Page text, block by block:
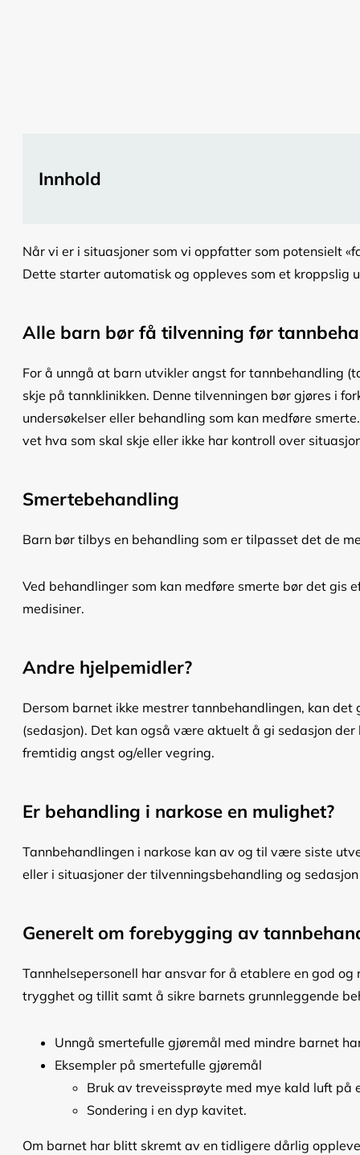
Innhold
Når vi er i situasjoner som vi oppfatter som potensielt
Dette starter automatisk og oppleves som et kroppslig
Alle barn bør få tilvenning før
For å unngå at barn utvikler angst for tannbehandling
skje på tannklinikken. Denne tilvenningen bør gjøres i
undersøkelser eller behandling som kan medføre
vet hva som skal skje eller ikke har kontroll over
Smertebehandling
Barn bør tilbys en behandling som er tilpasset det de
Ved behandlinger som kan medføre smerte bør det gis
medisiner.
Andre hjelpemidler?
Dersom barnet ikke mestrer tannbehandlingen, kan
(sedasjon). Det kan også være aktuelt å gi sedasjon
fremtidig angst og/eller vegring.
Er behandling i narkose en mulighet?
Tannbehandlingen i narkose kan av og til være siste
eller i situasjoner der tilvenningsbehandling og
Generelt om forebygging av
Tannhelsepersonell har ansvar for å etablere en god
trygghet og tillit samt å sikre barnets grunnleggende
Unngå smertefulle gjøremål med mindre barnet
Eksempler på smertefulle gjøremål
Bruk av treveissprøyte med mye kald luft
Sondering i en dyp kavitet.
Om barnet har blitt skremt av en tidligere dårlig